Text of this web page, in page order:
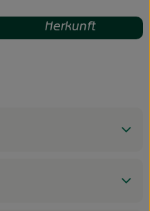
Herkunft